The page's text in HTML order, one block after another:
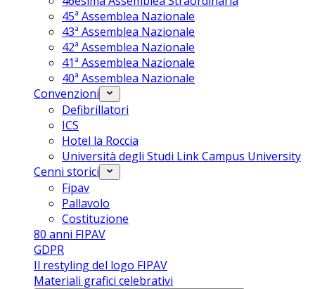
45ª Assemblea Nazionale
43ª Assemblea Nazionale
42ª Assemblea Nazionale
41ª Assemblea Nazionale
40ª Assemblea Nazionale
Convenzioni
Defibrillatori
ICS
Hotel la Roccia
Università degli Studi Link Campus University
Cenni storici
Fipav
Pallavolo
Costituzione
80 anni FIPAV
GDPR
Il restyling del logo FIPAV
Materiali grafici celebrativi